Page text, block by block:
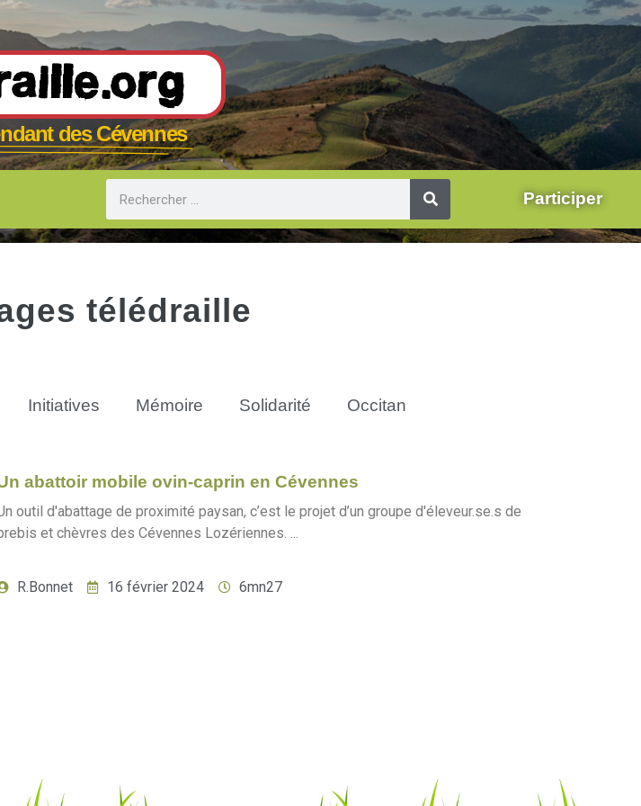
des Cévennes
Participer
télédraille
Initiatives Mémoire Solidarité Occitan
abattoir mobile ovin-caprin en Cévennes
outil d'abattage de proximité paysan, c’est le projet d’un groupe d'éleveur.se.s de
et chèvres des Cévennes Lozériennes. ...
R.Bonnet 16 février 2024 6mn27